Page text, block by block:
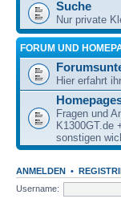
Suche
Nur private
FORUM UND
Hier erfahrt
Fragen und
K1300GT.de
sonstigen
ANMELDEN •
Username: